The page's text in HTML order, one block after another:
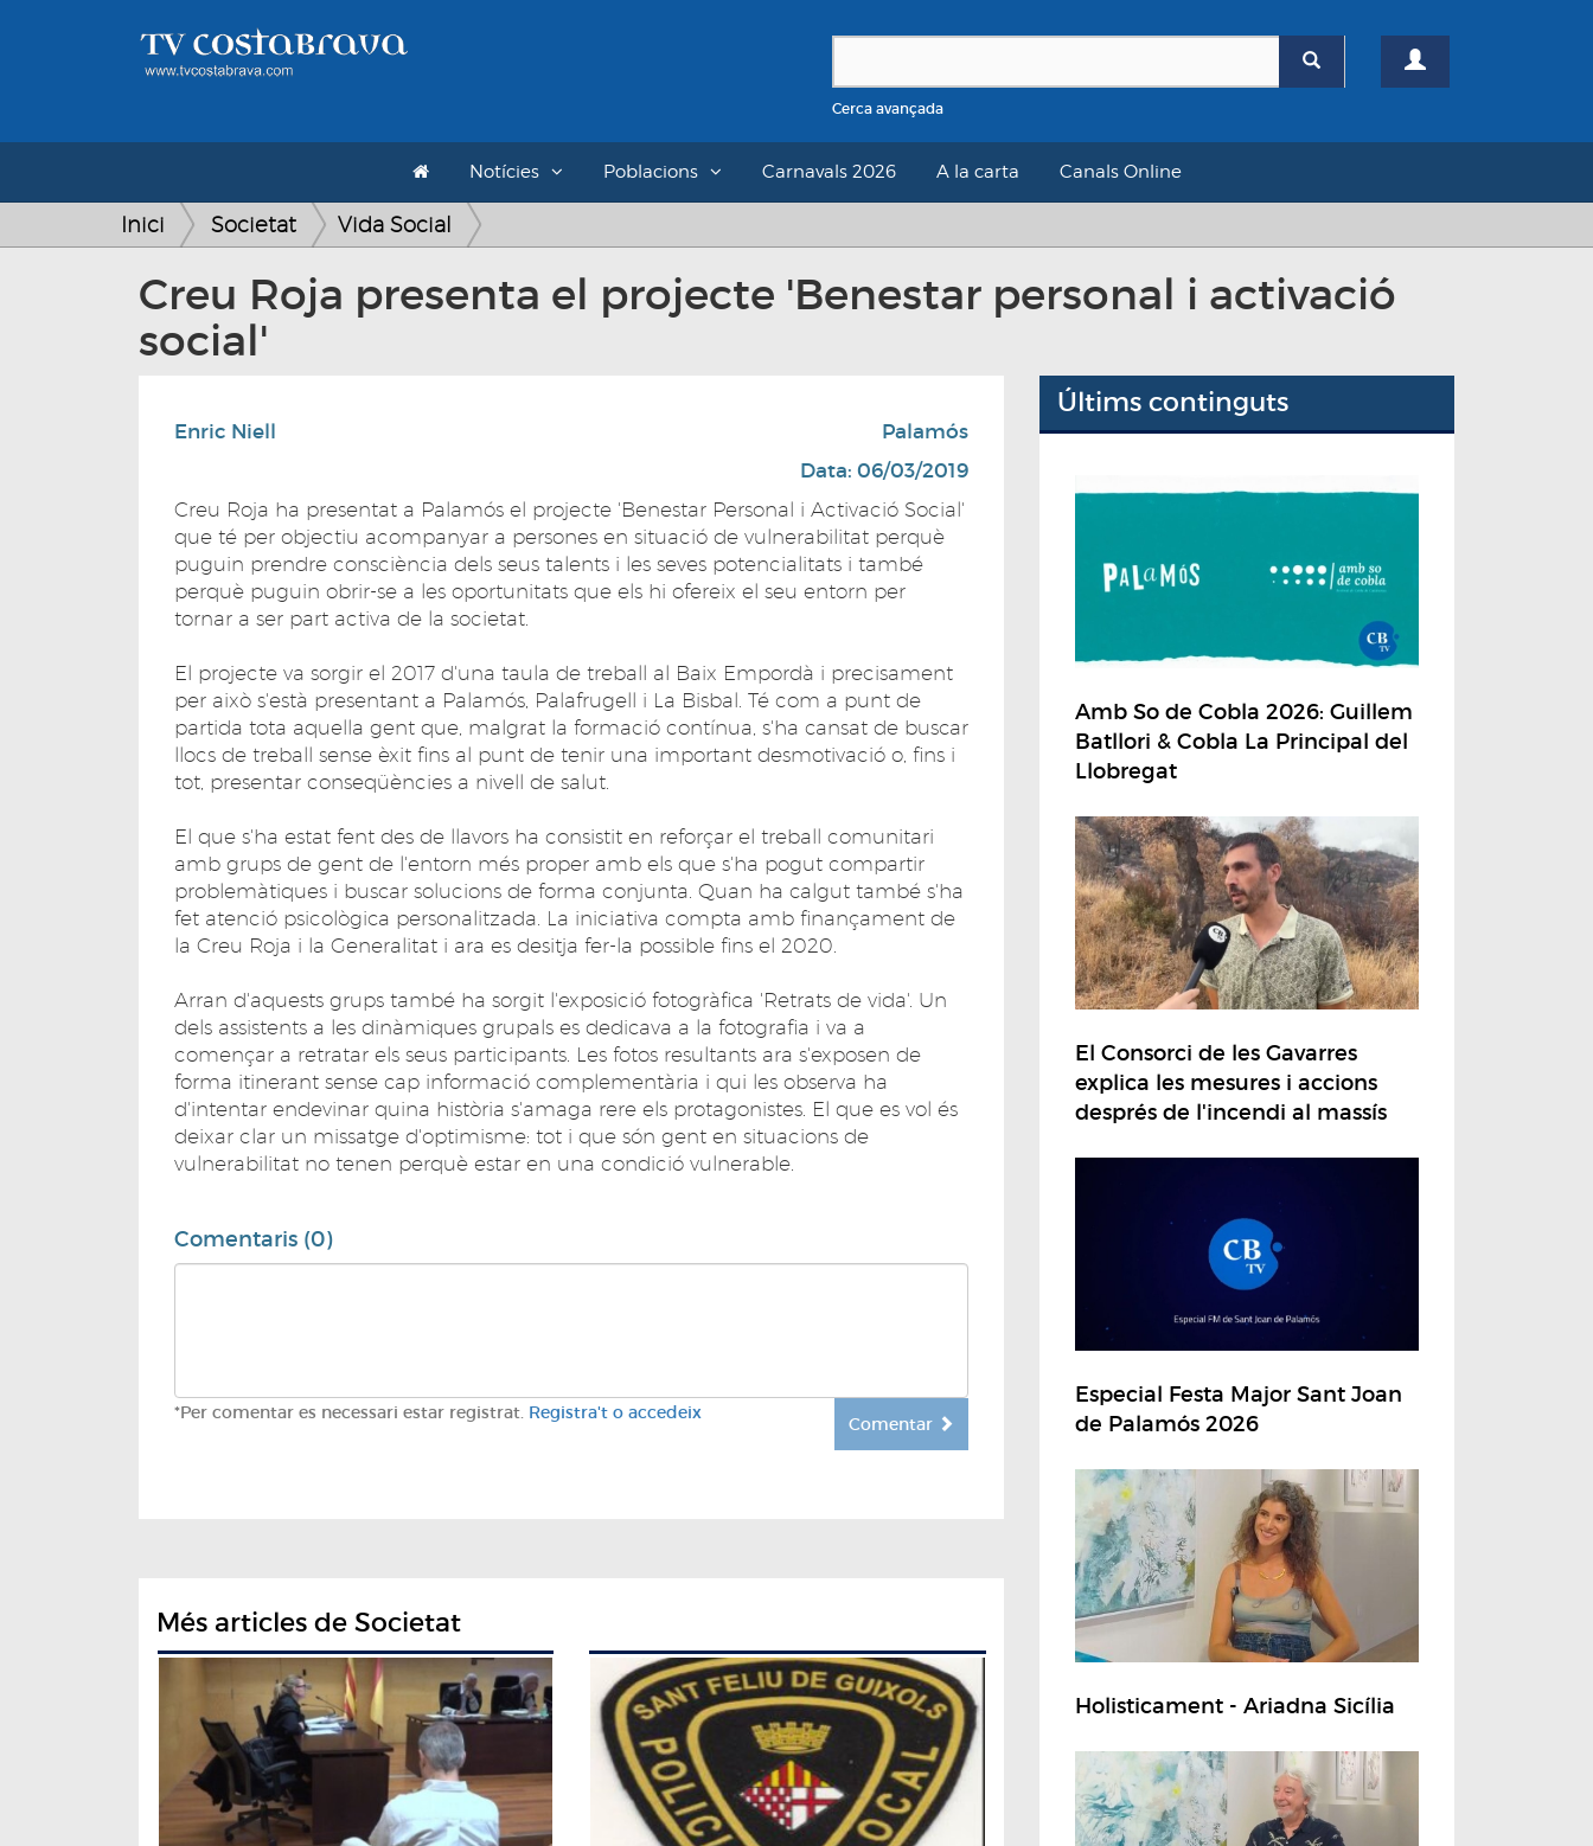
Cerca avançada
Notícies Poblacions Carnavals 2026 A la carta Canals Online
Inici Societat Vida Social
Creu Roja presenta el projecte 'Benestar personal i activació
social'
Enric Niell
Palamós
Data: 06/03/2019
Creu Roja ha presentat a Palamós el projecte 'Benestar Personal i Activació Social'
que té per objectiu acompanyar a persones en situació de vulnerabilitat perquè
puguin prendre consciència dels seus talents i les seves potencialitats i també
perquè puguin obrir-se a les oportunitats que els hi ofereix el seu entorn per
tornar a ser part activa de la societat.
El projecte va sorgir el 2017 d'una taula de treball al Baix Empordà i precisament
per això s'està presentant a Palamós, Palafrugell i La Bisbal. Té com a punt de
partida tota aquella gent que, malgrat la formació contínua, s'ha cansat de buscar
llocs de treball sense èxit fins al punt de tenir una important desmotivació o, fins i
tot, presentar conseqüències a nivell de salut.
El que s'ha estat fent des de llavors ha consistit en reforçar el treball comunitari
amb grups de gent de l'entorn més proper amb els que s'ha pogut compartir
problemàtiques i buscar solucions de forma conjunta. Quan ha calgut també s'ha
fet atenció psicològica personalitzada. La iniciativa compta amb finançament de
la Creu Roja i la Generalitat i ara es desitja fer-la possible fins el 2020.
Arran d'aquests grups també ha sorgit l'exposició fotogràfica 'Retrats de vida'. Un
dels assistents a les dinàmiques grupals es dedicava a la fotografia i va a
començar a retratar els seus participants. Les fotos resultants ara s'exposen de
forma itinerant sense cap informació complementària i qui les observa ha
d'intentar endevinar quina història s'amaga rere els protagonistes. El que es vol és
deixar clar un missatge d'optimisme: tot i que són gent en situacions de
vulnerabilitat no tenen perquè estar en una condició vulnerable.
Comentaris (0)
*Per comentar es necessari estar registrat. Registra't o accedeix
Comentar
Més articles de Societat
Últims continguts
Amb So de Cobla 2026: Guillem
Batllori & Cobla La Principal del
Llobregat
El Consorci de les Gavarres
explica les mesures i accions
després de l'incendi al massís
Especial Festa Major Sant Joan
de Palamós 2026
Holisticament - Ariadna Sicília